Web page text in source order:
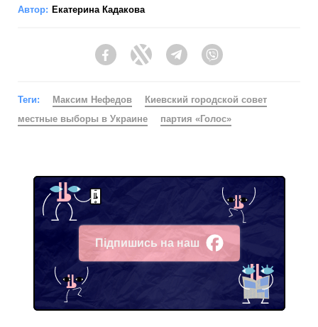
Автор: Екатерина Кадакова
FacebookTwitter Telegram
Теги: Максим Нефедов
Киевский городской совет
местные выборы в Украине
партия «Голос»
Підпишись на наш
Facebook